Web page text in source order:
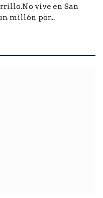
vive en San
millón por...